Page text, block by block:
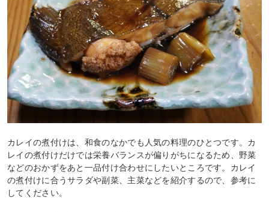
カレイの煮付けは、和食のなかでも人気の料理のひとつです。カ
レイの煮付けだけでは栄養バランスが偏りがちになるため、野菜
などのおかずをあと一品付け合わせにしたいところです。カレイ
の煮付けに合うサラダや副菜、主菜などを紹介するので、参考に
してください。